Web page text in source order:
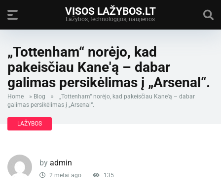
VISOS LAŽYBOS.LT
Lažybos, technologijos, naujienos
„Tottenham“ norėjo, kad
pakeisčiau Kane'ą – dabar
galimas persikėlimas į „Arsenal“.
Home » Blog »
„Tottenham“ norėjo, kad pakeisčiau Kane'ą – dabar
galimas persikėlimas į „Arsenal“.
LAŽYBOS
by admin
2 metai ago 135